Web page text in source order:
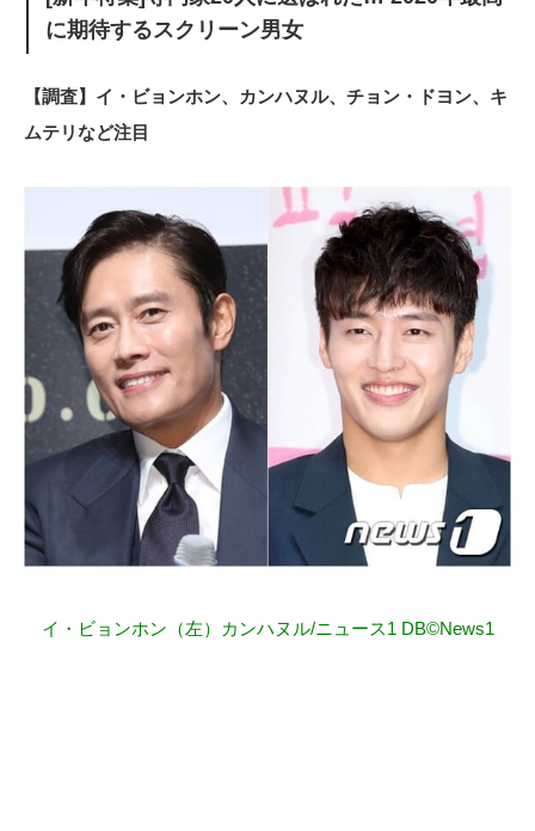
に期待するスクリーン男女
【調査】イ・ビョンホン、カンハヌル、チョン・ドヨン、キ
ムテリなど注目
イ・ビョンホン（左）カンハヌル/ニュース1 DB©News1